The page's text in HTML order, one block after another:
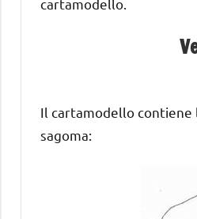
cartamodello.
Il cartamodello contiene
sagoma: